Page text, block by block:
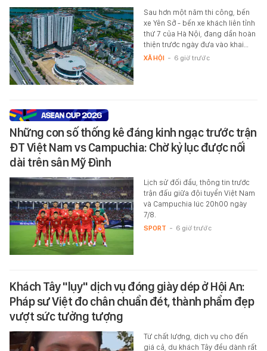
Sau hơn một năm thi công, bến
xe Yên Sở - bến xe khách liên tỉnh
thứ 7 của Hà Nội, đang dần hoàn
thiện trước ngày đưa vào khai…
XÃ HỘI - 6 giờ trước
Những con số thống kê đáng kinh ngạc trước trận
ĐT Việt Nam vs Campuchia: Chờ kỷ lục được nối
dài trên sân Mỹ Đình
Lịch sử đối đầu, thông tin trước
trận đấu giữa đội tuyển Việt Nam
và Campuchia lúc 20h00 ngày
7/8.
SPORT - 6 giờ trước
Khách Tây "lụy" dịch vụ đóng giày dép ở Hội An:
Pháp sư Việt đo chân chuẩn đét, thành phẩm đẹp
vượt sức tưởng tượng
Từ chất lượng, dịch vụ cho đến
giá cả, du khách Tây đều dành rất